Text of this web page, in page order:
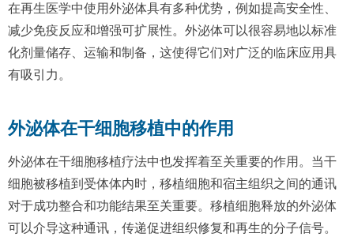
在再生医学中使用外泌体具有多种优势，例如提高安全性、
减少免疫反应和增强可扩展性。外泌体可以很容易地以标准
化剂量储存、运输和制备，这使得它们对广泛的临床应用具
有吸引力。
外泌体在干细胞移植中的作用
外泌体在干细胞移植疗法中也发挥着至关重要的作用。当干
细胞被移植到受体体内时，移植细胞和宿主组织之间的通讯
对于成功整合和功能结果至关重要。移植细胞释放的外泌体
可以介导这种通讯，传递促进组织修复和再生的分子信号。